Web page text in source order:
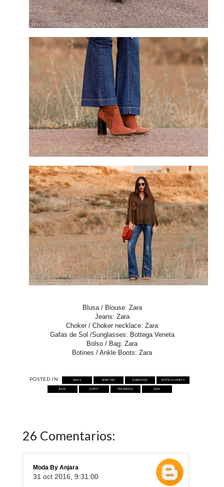
Blusa / Blouse: Zara
Jeans: Zara
Choker / Choker necklace: Zara
Gafas de Sol /Sunglasses: Bottega Veneta
Bolso / Bag: Zara
Botines / Ankle Boots: Zara
POSTED IN: BLUSA BOHO CHIC BORDADOS BOTTEGA VENETA
JEANS OUTFIT TERCIOPELO ZARA
26 Comentarios:
Moda By Anjara
31 oct 2016, 9:31:00